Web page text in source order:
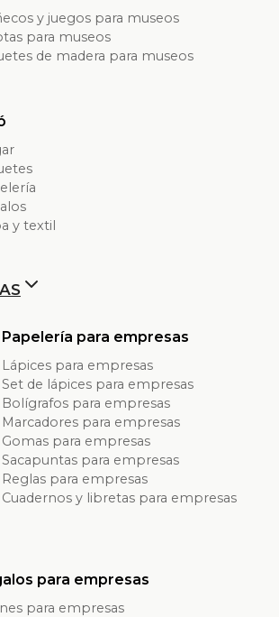
y juegos para museos
para museos
de madera para museos
y textil
Papelería para empresas
Lápices para empresas
Set de lápices para empresas
Bolígrafos para empresas
Marcadores para empresas
Gomas para empresas
Sacapuntas para empresas
Reglas para empresas
Cuadernos y libretas para empresas
para empresas
para empresas